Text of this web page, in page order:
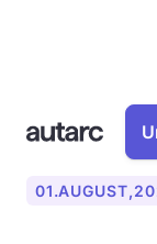
01.AUGUST,